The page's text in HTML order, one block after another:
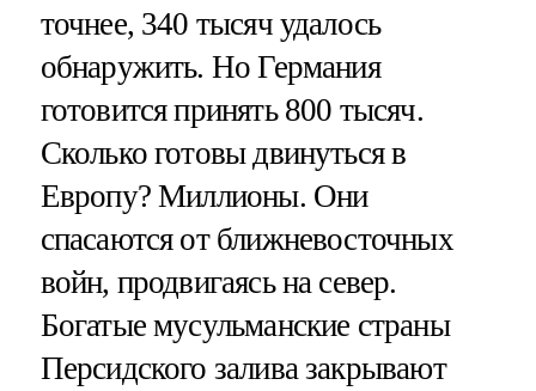
точнее, 340 тысяч удалось
обнаружить. Но Германия
готовится принять 800 тысяч.
Сколько готовы двинуться в
Европу? Миллионы. Они
спасаются от ближневосточных
войн, продвигаясь на север.
Богатые мусульманские страны
Персидского залива закрывают